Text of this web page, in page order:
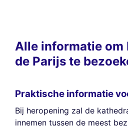
Alle informatie om
de Parijs te
Praktische informatie
Bij heropening zal de
innemen tussen de meest